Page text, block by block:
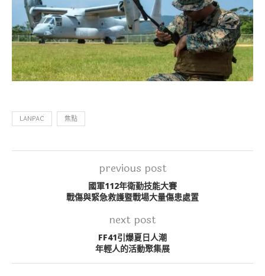
LANPAC 焦點
previous post
國軍112年衛勤技能大賽
戰傷與緊急救護暨戰場大量傷患處置
next post
FF41引爆夏日人潮
年輕人的活動聚集展